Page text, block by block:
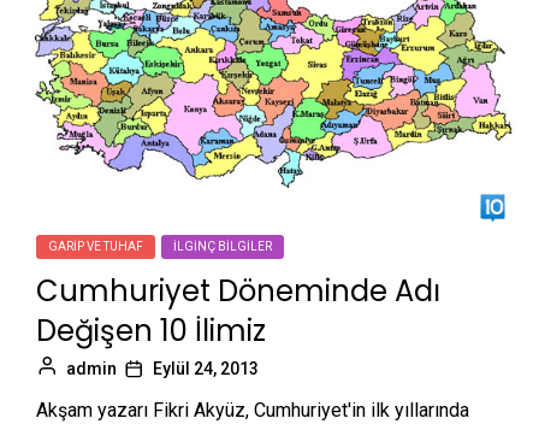
GARIP VE TUHAF İLGINÇ BILGILER
Cumhuriyet Döneminde Adı
Değişen 10 İlimiz
admin Eylül 24, 2013
Akşam yazarı Fikri Akyüz, Cumhuriyet'in ilk yıllarında